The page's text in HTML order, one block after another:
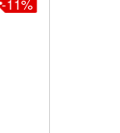
-11%